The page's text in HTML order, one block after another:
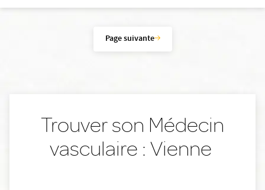
Page suivante
Trouver son Médecin
vasculaire : Vienne